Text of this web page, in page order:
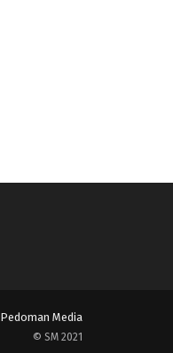
Pedoman Media
© SM 2021